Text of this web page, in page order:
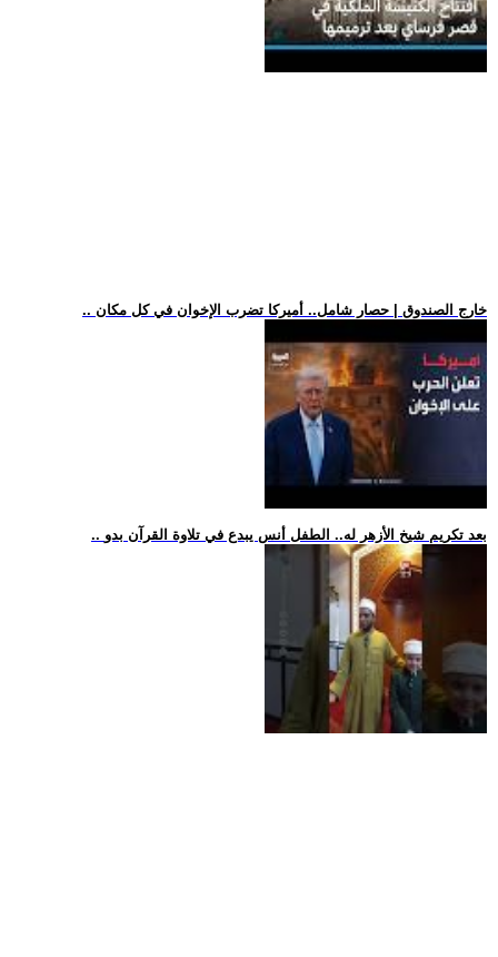
.. خارج الصندوق | حصار شامل.. أميركا تضرب الإخوان في كل مكان
.. بعد تكريم شيخ الأزهر له.. الطفل أنس يبدع في تلاوة القرآن بدو